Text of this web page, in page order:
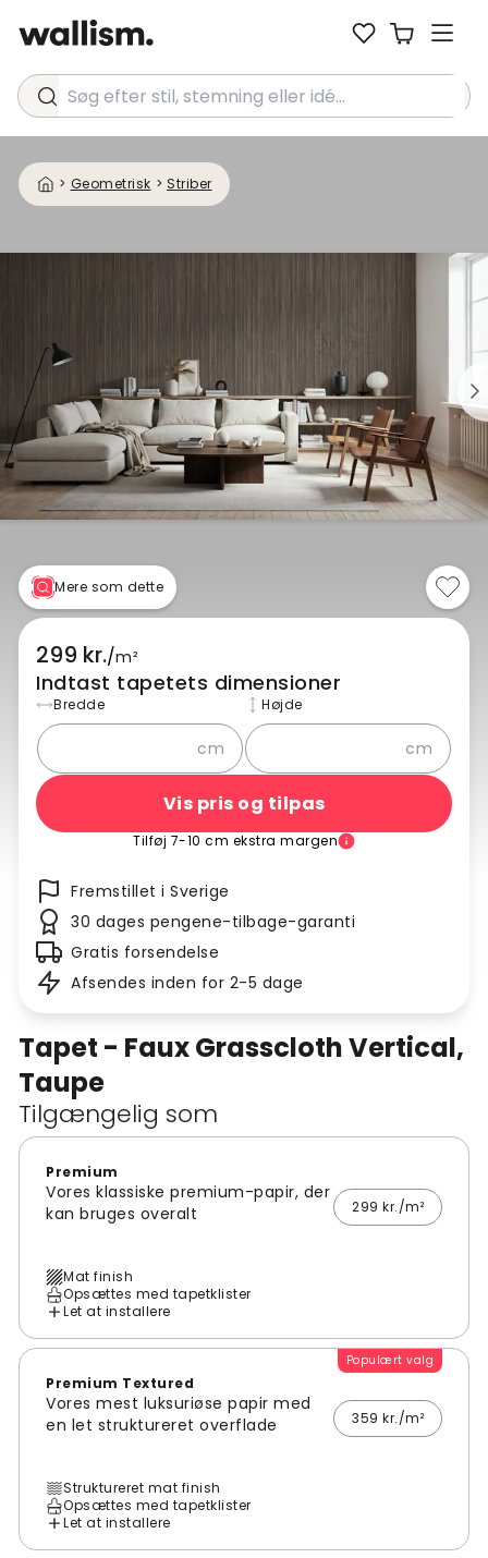
Søg efter stil, stemning eller idé...
> Geometrisk > Striber
Tapet - Faux Grasscloth Vertical,
Taupe
Tilgængelig som
Premium
Vores klassiske premium-papir, der
kan bruges overalt
299 kr./m²
Mat finish
Opsættes med tapetklister
Let at installere
Populært valg
Premium Textured
Vores mest luksuriøse papir med
en let struktureret overflade
359 kr./m²
Struktureret mat finish
Opsættes med tapetklister
Let at installere
Mere som dette
299 kr./m²
Indtast tapetets dimensioner
Bredde
cm
Højde
cm
Vis pris og tilpas
Tilføj 7-10 cm ekstra margen
Fremstillet i Sverige
30 dages pengene-tilbage-garanti
Gratis forsendelse
Afsendes inden for 2-5 dage